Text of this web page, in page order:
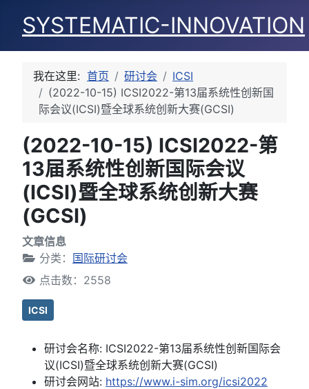
SYSTEMATIC-INNOVATION
我在这里: 首页 研讨会
ICSI
(2022-10-15) ICSI2022-第13届系统性创新国
际会议(ICSI)暨全球系统创新大赛(GCSI)
(2022-10-15) ICSI2022-第
13届系统性创新国际会议
(ICSI)暨全球系统创新大赛
(GCSI)
文章信息
分类： 国际研讨会
点击数：2558
ICSI
研讨会名称: ICSI2022-第13届系统性创新国际会
议(ICSI)暨全球系统创新大赛(GCSI)
研讨会网站: https://www.i-sim.org/icsi2022